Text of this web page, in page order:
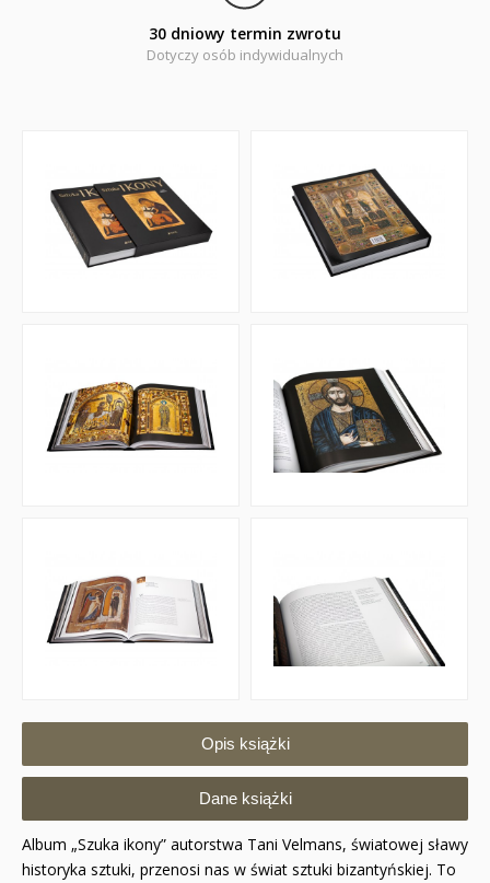
30 dniowy termin zwrotu
Dotyczy osób indywidualnych
Opis książki
Dane książki
Album „Szuka ikony” autorstwa Tani Velmans, światowej sławy
historyka sztuki, przenosi nas w świat sztuki bizantyńskiej. To